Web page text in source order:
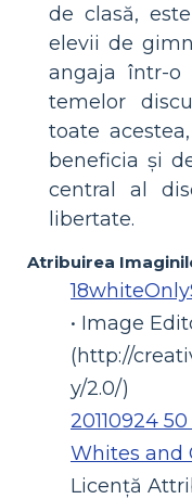
de clasă,
elevii de
angaja într-o
temelor
toate
beneficia și
central al
libertate.
Atribuirea
• Image
(http://
y/2.0/)
20110924
Whites and
Licență